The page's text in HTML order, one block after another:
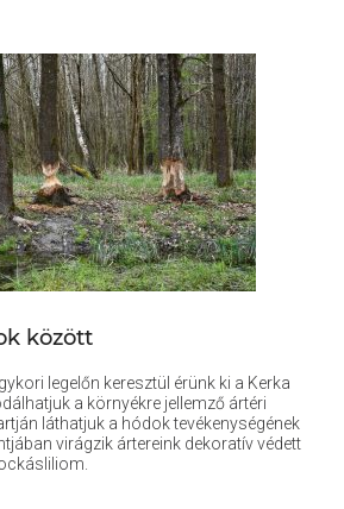
között
legelőn keresztül érünk ki a Kerka
a környékre jellemző ártéri
láthatjuk a hódok tevékenységének
virágzik ártereink dekoratív védett